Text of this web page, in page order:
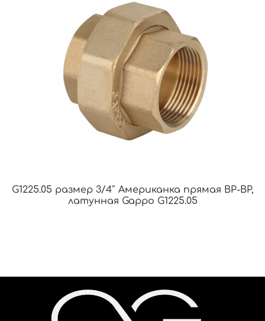
G1225.05 размер 3/4″ Американка прямая ВР-ВР,
латунная Gappo G1225.05